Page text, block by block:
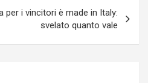
per i vincitori è made in Italy:
svelato quanto vale